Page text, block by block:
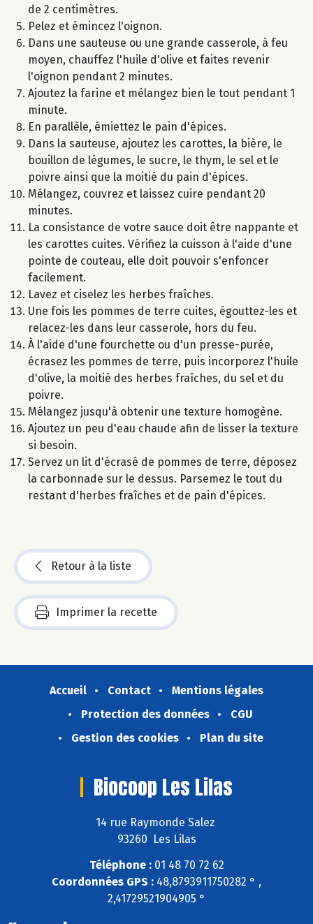
de 2 centimètres.
Pelez et émincez l'oignon.
Dans une sauteuse ou une grande casserole, à feu
moyen, chauffez l'huile d'olive et faites revenir
l'oignon pendant 2 minutes.
Ajoutez la farine et mélangez bien le tout pendant 1
minute.
En parallèle, émiettez le pain d'épices.
Dans la sauteuse, ajoutez les carottes, la bière, le
bouillon de légumes, le sucre, le thym, le sel et le
poivre ainsi que la moitié du pain d'épices.
Mélangez, couvrez et laissez cuire pendant 20
minutes.
La consistance de votre sauce doit être nappante et
les carottes cuites. Vérifiez la cuisson à l'aide d'une
pointe de couteau, elle doit pouvoir s'enfoncer
facilement.
Lavez et ciselez les herbes fraîches.
Une fois les pommes de terre cuites, égouttez-les et
relacez-les dans leur casserole, hors du feu.
À l'aide d'une fourchette ou d'un presse-purée,
écrasez les pommes de terre, puis incorporez l'huile
d'olive, la moitié des herbes fraîches, du sel et du
poivre.
Mélangez jusqu'à obtenir une texture homogène.
Ajoutez un peu d'eau chaude afin de lisser la texture
si besoin.
Servez un lit d'écrasé de pommes de terre, déposez
la carbonnade sur le dessus. Parsemez le tout du
restant d'herbes fraîches et de pain d'épices.
Retour à la liste
Imprimer la recette
Accueil Contact
Mentions légales
Protection des données
CGU
Gestion des cookies
Plan du site
Biocoop Les Lilas
14 rue Raymonde Salez
93260 Les Lilas
Téléphone :01 48 70 72 62
Coordonnées GPS : 48,8793911750282 ° ,
2,41729521904905 °